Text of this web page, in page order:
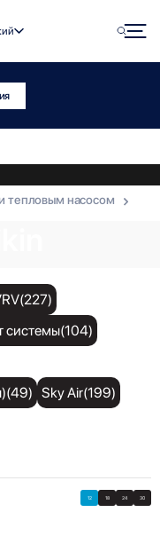
тепловым насосом
системы(104)
Sky Air(199)
12 18 24 30